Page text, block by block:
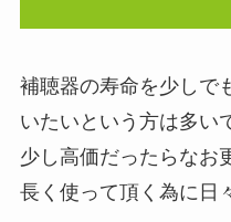
補聴器の寿命を少しで
いたいという方は多い
少し高価だったらなお
長く使って頂く為に日